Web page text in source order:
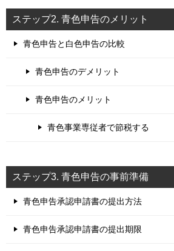
ステップ2. 青色申告のメリット
青色申告と白色申告の比較
青色申告のデメリット
青色申告のメリット
青色事業専従者で節税する
ステップ3. 青色申告の事前準備
青色申告承認申請書の提出方法
青色申告承認申請書の提出期限